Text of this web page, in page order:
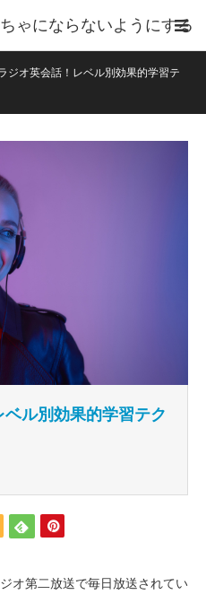
ゃにならないようにする
ジオ英会話！レベル別効果的学習テ
ル別効果的学習テク
オ第二放送で毎日放送されてい